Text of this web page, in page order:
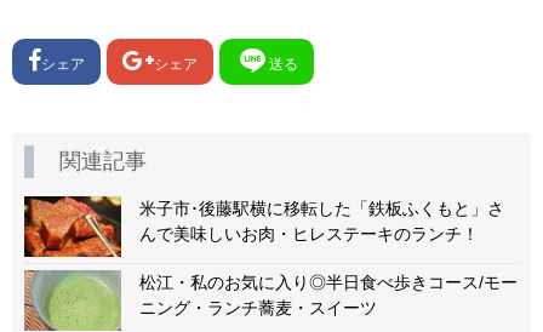
シェア シェア 送る
関連記事
米子市･後藤駅横に移転した「鉄板ふくもと」さ
んで美味しいお肉・ヒレステーキのランチ！
松江・私のお気に入り◎半日食べ歩きコース/モー
ニング・ランチ蕎麦・スイーツ